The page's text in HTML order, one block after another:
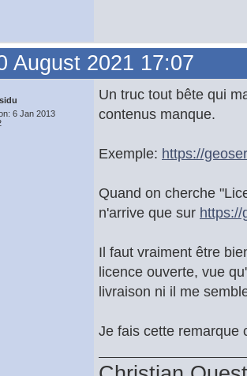
August 2021 17:07
6 Jan 2013
Un truc tout bête qui
contenus manque.
Exemple: https://
Quand on cherche
n'arrive que sur https://
Il faut vraiment être
licence ouverte, vue
livraison ni il me
Je fais cette remarque